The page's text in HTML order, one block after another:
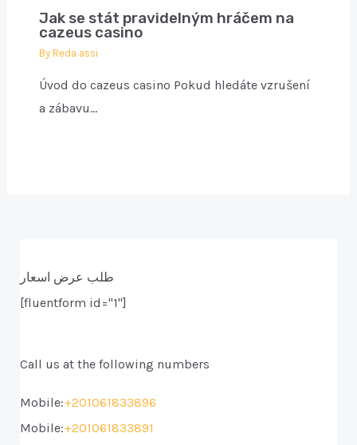
Jak se stát pravidelným hráčem na
cazeus casino
By Reda assi
Úvod do cazeus casino Pokud hledáte vzrušení
a zábavu…
طلب عرض اسعار
[fluentform id="1"]
Call us at the following numbers
Mobile:+201061833896
Mobile:+201061833891